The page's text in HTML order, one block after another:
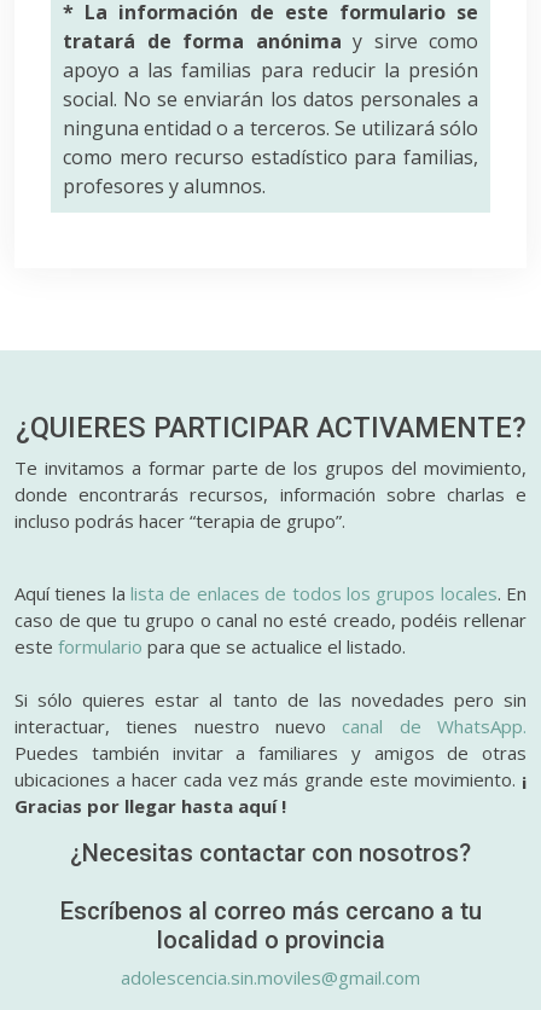
* La información de este formulario se
tratará de forma anónima y sirve como
apoyo a las familias para reducir la presión
social. No se enviarán los datos personales a
ninguna entidad o a terceros. Se utilizará sólo
como mero recurso estadístico para familias,
profesores y alumnos.
¿QUIERES PARTICIPAR ACTIVAMENTE?
Te invitamos a formar parte de los grupos del movimiento,
donde encontrarás recursos, información sobre charlas e
incluso podrás hacer “terapia de grupo”.
Aquí tienes lalista de enlaces de todos los grupos locales. En
caso de que tu grupo o canal no esté creado, podéis rellenar
este formulario para que se actualice el listado.
Si sólo quieres estar al tanto de las novedades pero sin
interactuar, tienes nuestro nuevo canal de WhatsApp.
Puedes también invitar a familiares y amigos de otras
ubicaciones a hacer cada vez más grande este movimiento. ¡
Gracias por llegar hasta aquí !
¿Necesitas contactar con nosotros?
Escríbenos al correo más cercano a tu
localidad o provincia
adolescencia.sin.moviles@gmail.com